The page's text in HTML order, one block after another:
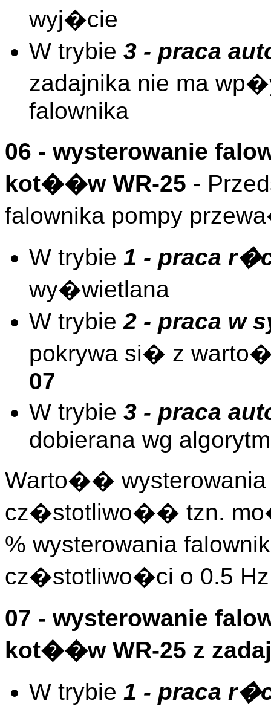
wyj�cie
W trybie 3 - praca
zadajnika nie ma
falownika
06 - wysterowanie
kot��w WR-25 -
falownika pompy
W trybie 1 - praca
wy�wietlana
W trybie2 - praca w
pokrywa si� z
07
W trybie 3 - praca
dobierana wg
Warto��
cz�stotliwo�� tzn.
% wysterowania
cz�stotliwo�ci o 0.5
07 - wysterowanie
kot��w WR-25 z
W trybie 1 - praca